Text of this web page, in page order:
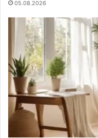
05.08.2026